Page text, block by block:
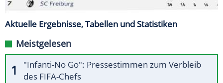
Aktuelle Ergebnisse, Tabellen und Statistiken
Meistgelesen
"Infanti-No Go": Pressestimmen zum Verbleib
des FIFA-Chefs